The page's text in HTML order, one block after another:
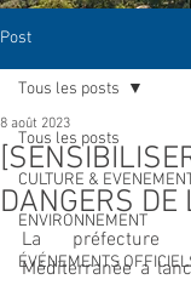
Post
Tous les posts
CULTURE &
ENVIRONNEMENT
ÉVÉNEMENTS
Tous les posts
DANGERS DE
8 août 2023
La
Méditerranée a